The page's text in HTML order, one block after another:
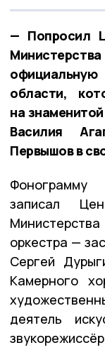
— Попросил
области,
на
Василия
Первышов в
Фонограмму
записал
оркестра —
Сергей
Камерного
деятель